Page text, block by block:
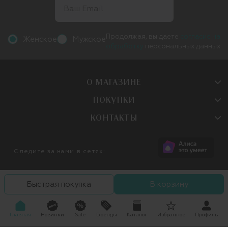
О МАГАЗИНЕ
ПОКУПКИ
КОНТАКТЫ
Следите за нами в сетях:
Быстрая покупка В корзину
Главная Новинки Sale Бренды Каталог Избранное Профиль